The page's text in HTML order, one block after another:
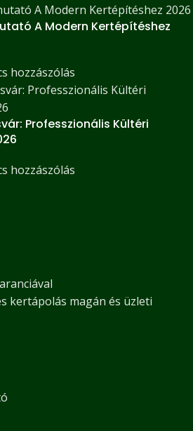
A Modern Kertépítéshez
hozzászólás
Professzionális Kültéri
hozzászólás
kertápolás magán és üzleti